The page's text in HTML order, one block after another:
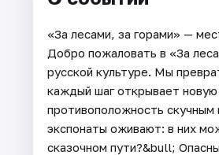
«За лесами, за горами» —
Добро пожаловать в «За
русской культуре. Мы
каждый шаг открывает новую
противоположность скучным
экспонаты оживают: в них
сказочном пути?&bull;